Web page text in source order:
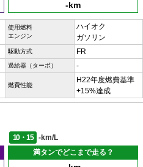
-km
使用燃料
エンジン
ハイオク
ガソリン
駆動方式 FR
過給器（ターボ） -
燃費性能
H22年度燃費基準
+15%達成
10・15
-km/L
満タンでどこまで走る？